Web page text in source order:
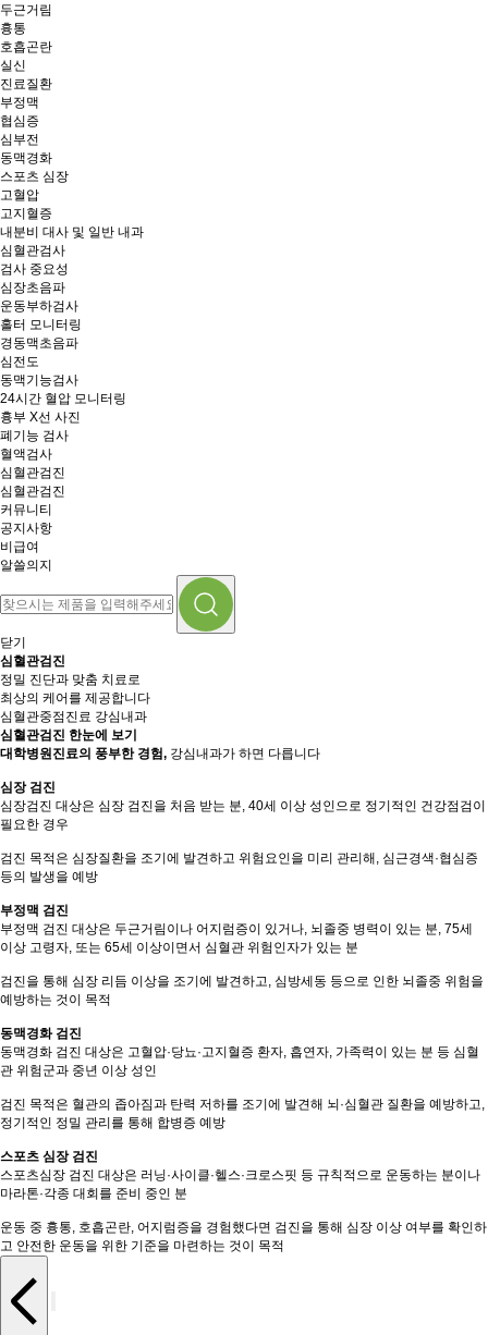
두근거림
흉통
호흡곤란
실신
진료질환
부정맥
협심증
심부전
동맥경화
스포츠 심장
고혈압
고지혈증
내분비 대사 및 일반 내과
심혈관검사
검사 중요성
심장초음파
운동부하검사
홀터 모니터링
경동맥초음파
심전도
동맥기능검사
24시간 혈압 모니터링
흉부 X선 사진
폐기능 검사
혈액검사
심혈관검진
심혈관검진
커뮤니티
공지사항
비급여
알쓸의지
닫기
심혈관검진
정밀 진단과 맞춤 치료로
최상의 케어를 제공합니다
심혈관중점진료 강심내과
심혈관검진 한눈에 보기
대학병원진료의 풍부한 경험, 강심내과가 하면 다릅니다
심장 검진
심장검진 대상은 심장 검진을 처음 받는 분, 40세 이상 성인으로 정기적인 건강점검이
필요한 경우
검진 목적은 심장질환을 조기에 발견하고 위험요인을 미리 관리해, 심근경색·협심증
등의 발생을 예방
부정맥 검진
부정맥 검진 대상은 두근거림이나 어지럼증이 있거나, 뇌졸중 병력이 있는 분, 75세
이상 고령자, 또는 65세 이상이면서 심혈관 위험인자가 있는 분
검진을 통해 심장 리듬 이상을 조기에 발견하고, 심방세동 등으로 인한 뇌졸중 위험을
예방하는 것이 목적
동맥경화 검진
동맥경화 검진 대상은 고혈압·당뇨·고지혈증 환자, 흡연자, 가족력이 있는 분 등 심혈
관 위험군과 중년 이상 성인
검진 목적은 혈관의 좁아짐과 탄력 저하를 조기에 발견해 뇌·심혈관 질환을 예방하고,
정기적인 정밀 관리를 통해 합병증 예방
스포츠 심장 검진
스포츠심장 검진 대상은 러닝·사이클·헬스·크로스핏 등 규칙적으로 운동하는 분이나
마라톤·각종 대회를 준비 중인 분
운동 중 흉통, 호흡곤란, 어지럼증을 경험했다면 검진을 통해 심장 이상 여부를 확인하
고 안전한 운동을 위한 기준을 마련하는 것이 목적